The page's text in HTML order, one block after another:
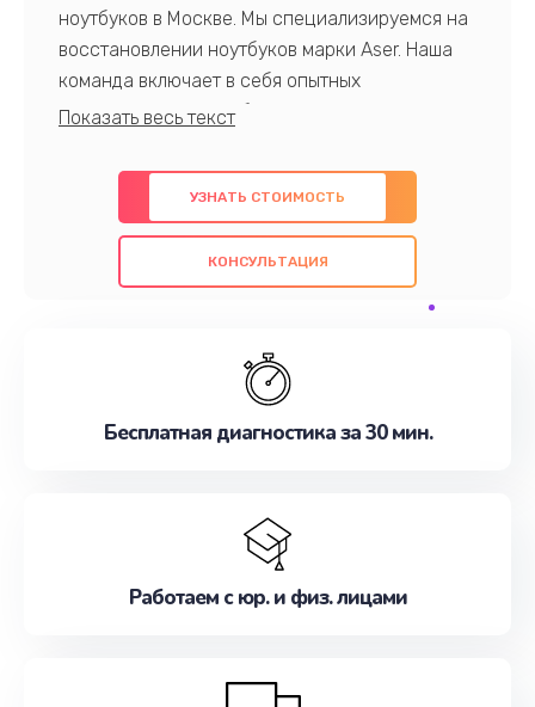
ноутбуков в Москве. Мы специализируемся на
восстановлении ноутбуков марки Aser. Наша
команда включает в себя опытных
профессионалов с обширными знаниями и
предлагаем быстрый и качественный ремонт с
использованием оригинальных компонентов, а
также гарантируем качество всех
проведенных работ. Наша цель - предоставить
наилучшим образом. Не медлите записаться на
УЗНАТЬ СТОИМОСТЬ
КОНСУЛЬТАЦИЯ
Бесплатная диагностика за 30 мин.
Работаем с юр. и физ. лицами